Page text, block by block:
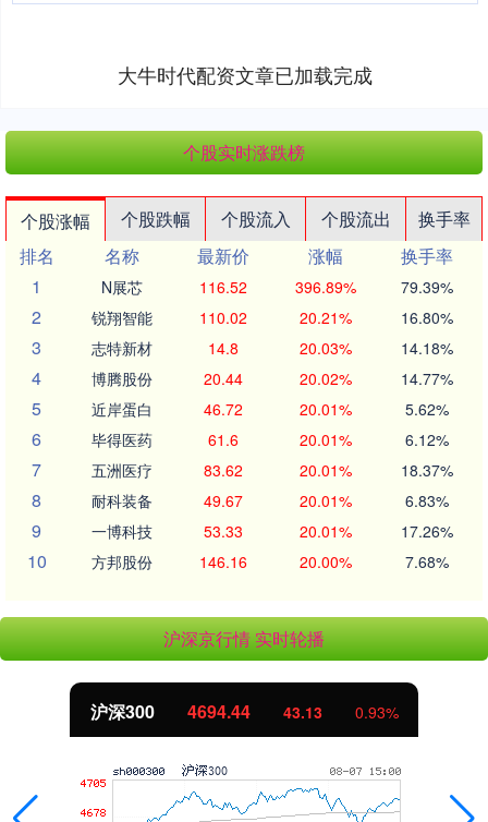
大牛时代配资文章已加载完成
个股实时涨跌榜
个股涨幅 个股跌幅 个股流入 个股流出
换手率
排名
名称 最新价 涨幅
换手率
1
N展芯 116.52 396.89% 79.39%
2 锐翔智能 110.02 20.21% 16.80%
3 志特新材 14.8 20.03% 14.18%
4 博腾股份 20.44 20.02% 14.77%
5 近岸蛋白 46.72 20.01% 5.62%
6 毕得医药 61.6 20.01% 6.12%
7 五洲医疗 83.62 20.01% 18.37%
8 耐科装备 49.67 20.01% 6.83%
9 一博科技 53.33 20.01% 17.26%
10 方邦股份 146.16 20.00% 7.68%
沪深京行情 实时轮播
沪深300 4694.44 43.13 0.93%